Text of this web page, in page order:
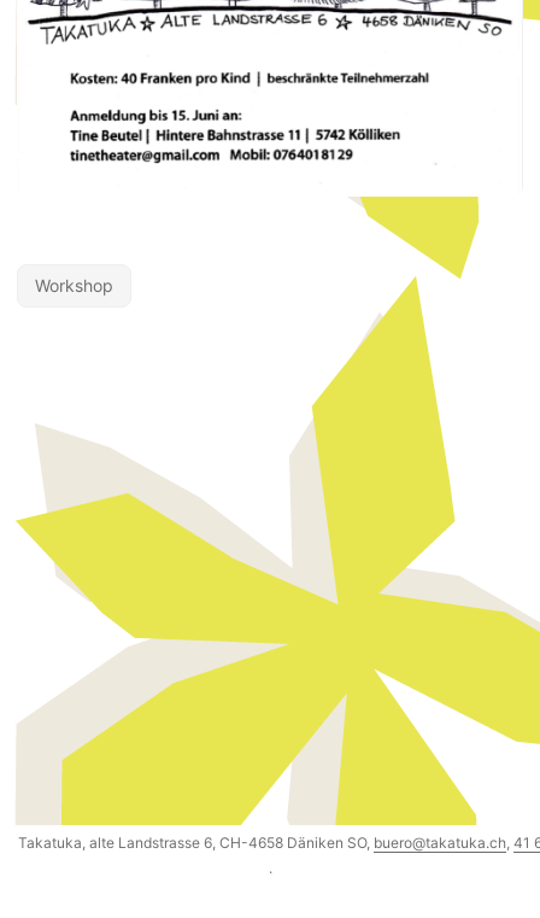
Workshop
Takatuka, alte Landstrasse 6, CH-4658 Däniken SO, buero@takatuka.ch, 41
·